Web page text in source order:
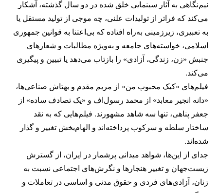
نیم‌نگاهی به آثار سینمایی خلق‌ شده در دو سال گذشته، آشکار
می‌کند که فراتر از تولیدات علنی، چه موجی از تولید مستقل یا
به تعبیری، زیرزمینی به‌راه افتاده که بی‌اعتنا به قوانین جمهوری
اسلامی، خواسته‌های جامعه و به‌ویژه مطالبات و شعارهای
جنبش «زن، زندگی، آزادی» را بازتاب می‌دهد یا تبیین و پیگیری
می‌کند.
فیلم‌های «کیک محبوب من» از مریم مقدم و بهتاش صناعی‌ها،
«دانه انجیر معابد» از محمد رسول‌اف و «یک تصادف ساده» از
جعفر پناهی، تنها سه شاهد مشهورند. فیلم‌هایی که به نقد
ساختار سلطه و سرکوب پرداخته‌اند و الهام‌بخش تغییر و گذار
شده‌اند.
جدای از این‌ها، شواهد میدانی پرشمار در ایران، از گسترش
زیست‌جهان و تغییر هنجارها و نگرش‌های اجتماعی نسبت به
زنان، آزادی‌های فردی و حقوق مدنی و اساسی در تعاملات و